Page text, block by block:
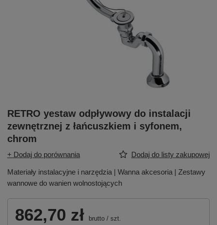
RETRO yestaw odpływowy do instalacji
zewnętrznej z łańcuszkiem i syfonem,
chrom
+ Dodaj do porównania Dodaj do listy zakupowej
Materiały instalacyjne i narzędzia | Wanna akcesoria | Zestawy
wannowe do wanien wolnostojących
862,70 zł brutto / szt.